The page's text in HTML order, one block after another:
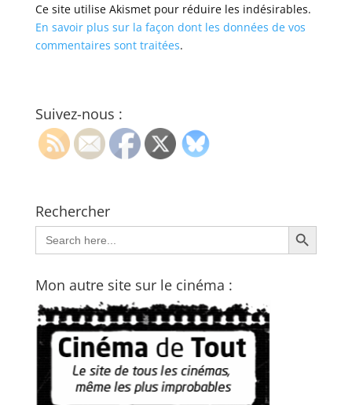
Ce site utilise Akismet pour réduire les indésirables.
En savoir plus sur la façon dont les données de vos
commentaires sont traitées.
Suivez-nous :
Rechercher
Search
for:
Search Button
Mon autre site sur le cinéma :